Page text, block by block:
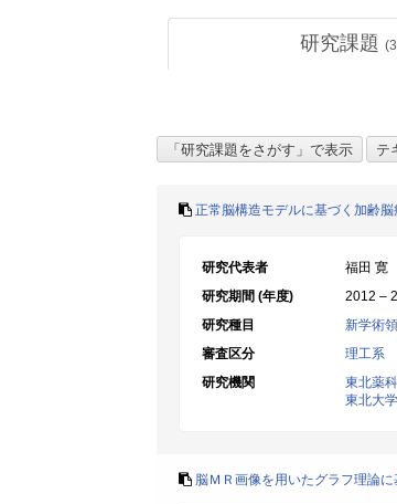
研究課題 (
正常脳構造モデルに基づく加齢
研究代表者
福田 寛
研究期間 (年度)
2012 –
研究種目
新学術
審査区分
理工系
研究機関
東北薬
東北大学
脳ＭＲ画像を用いたグラフ理論